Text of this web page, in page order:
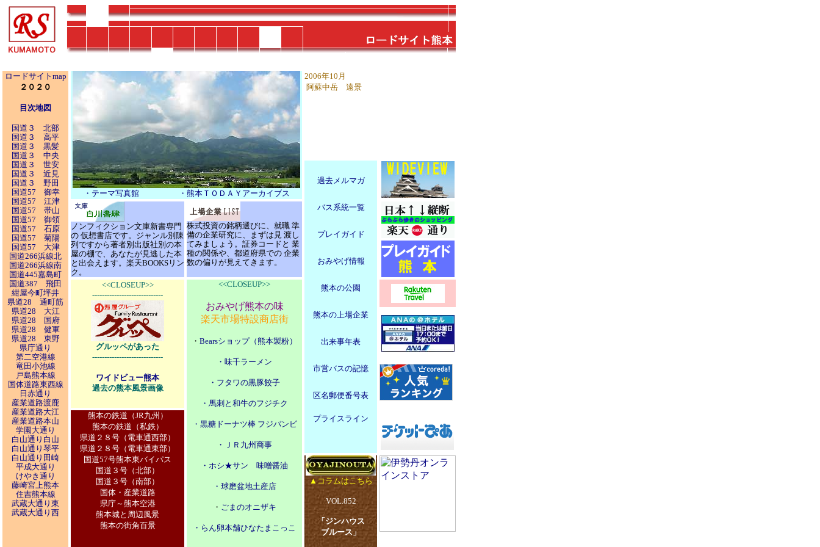
ロードサイトmap
２０２０
目次地図
国道３ 北部
国道３ 高平
国道３ 黒髪
国道３ 中央
国道３ 世安
国道３ 近見
国道３ 野田
国道57 御幸
国道57 江津
国道57 帯山
国道57 御領
国道57 石原
国道57 菊陽
国道57 大津
国道266浜線北
国道266浜線南
国道445嘉島町
国道387 飛田
紺屋今町坪井
県道28 通町筋
県道28 大江
県道28 国府
県道28 健軍
県道28 東野
県庁通り
第二空港線
竜田小池線
戸島熊本線
国体道路東西線
日赤通り
産業道路渡鹿
産業道路大江
産業道路本山
学園大通り
白山通り白山
白山通り琴平
白山通り田崎
平成大通り
けやき通り
藤崎宮上熊本
住吉熊本線
武蔵大通り東
武蔵大通り西
・テーマ写真館 ・熊本ＴＯＤＡＹアーカイブス
2006年10月
阿蘇中岳 遠景
過去メルマガ
バス系統一覧
プレイガイド
おみやげ情報
熊本の公園
熊本の上場企業
出来事年表
市営バスの記憶
区名郵便番号表
プライスライン
ノンフィクション文庫新書専門
の 仮想書店です。ジャンル別陳
列ですから著者別出版社別の本
屋の棚で、あなたが見逃した本
と出会えます。楽天BOOKSリン
ク。
株式投資の銘柄選びに、就職 準
備の企業研究に、まずは見 渡し
てみましょう。証券コードと 業
種の関係や、都道府県での 企業
数の偏りが見えてきます。
<<CLOSEUP>>
-----------------------------
グルッペがあった
-----------------------------
ワイドビュー熊本
過去の熊本風景画像
<<CLOSEUP>>
おみやげ熊本の味
楽天市場特設商店街
・ Bearsショップ（熊本製粉）
・味千ラーメン
・フタワの黒豚餃子
・馬刺と和牛のフジチク
・黒糖ドーナツ棒 フジバンビ
・ＪＲ九州商事
・ホシ★サン 味噌醤油
・球磨盆地土産店
・ ごまのオニザキ
・らん卵本舗ひなたまこっこ
熊本の鉄道（JR九州）
熊本の鉄道（私鉄）
県道２８号（電車通西部）
県道２８号（電車通東部）
国道57号熊本東バイパス
国道３号（北部）
国道３号（南部）
国体・産業道路
県庁～熊本空港
熊本城と周辺風景
熊本の街角百景
▲コラムはこちら
VOL.852
「ジンハウス
ブルース」